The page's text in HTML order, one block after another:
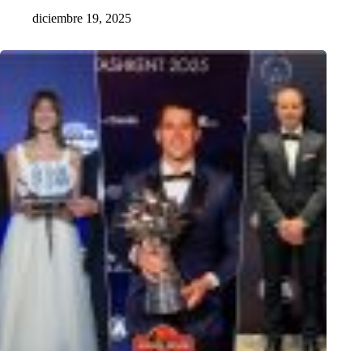
diciembre 19, 2025